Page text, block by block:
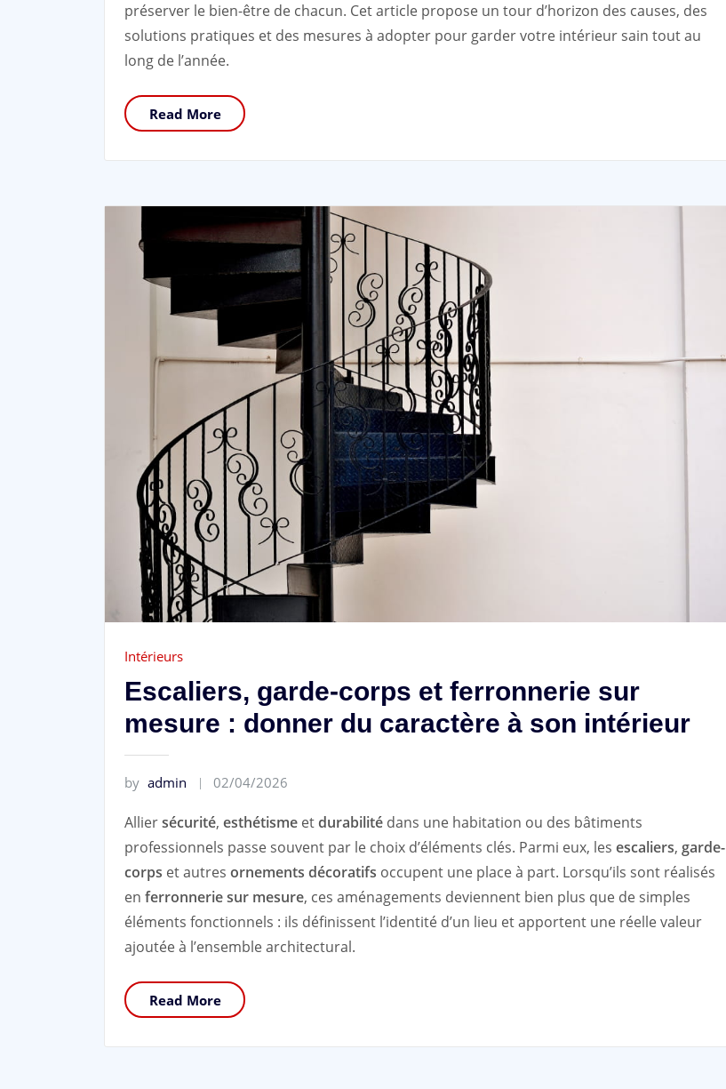
préserver le bien-être de chacun. Cet article propose un tour d’horizon des causes, des
solutions pratiques et des mesures à adopter pour garder votre intérieur sain tout au
long de l’année.
Read More
Intérieurs
Escaliers, garde-corps et ferronnerie sur
mesure : donner du caractère à son intérieur
by admin 02/04/2026
Alliersécurité, esthétisme etdurabilité dans une habitation ou des bâtiments
professionnels passe souvent par le choix d’éléments clés. Parmi eux, les escaliers, garde-
corps et autres ornements décoratifs occupent une place à part. Lorsqu’ils sont réalisés
en ferronnerie sur mesure, ces aménagements deviennent bien plus que de simples
éléments fonctionnels : ils définissent l’identité d’un lieu et apportent une réelle valeur
ajoutée à l’ensemble architectural.
Read More